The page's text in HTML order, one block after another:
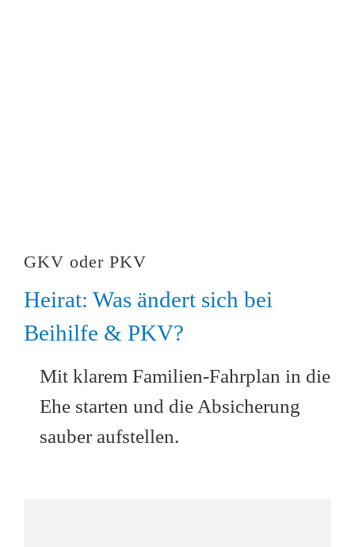
GKV oder PKV
Heirat: Was ändert sich bei
Beihilfe & PKV?
Mit klarem Familien-Fahrplan in die
Ehe starten und die Absicherung
sauber aufstellen.